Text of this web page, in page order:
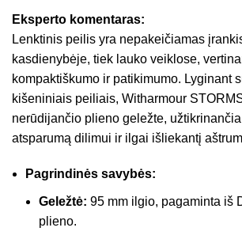
Eksperto komentaras:
Lenktinis peilis yra nepakeičiamas
kasdienybėje, tiek lauko veiklose,
kompaktiškumo ir patikimumo. Lyginant
kišeniniais peiliais, Witharmour
nerūdijančio plieno geležte,
atsparumą dilimui ir ilgai išliekantį
Pagrindinės savybės:
Geležtė: 95 mm ilgio, pagaminta iš
plieno.